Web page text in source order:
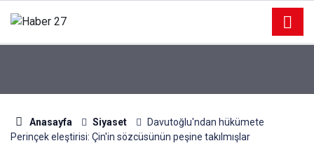
Anasayfa Siyaset
Davutoğlu'ndan hükümete
Perinçek eleştirisi: Çin'in sözcüsünün peşine takılmışlar